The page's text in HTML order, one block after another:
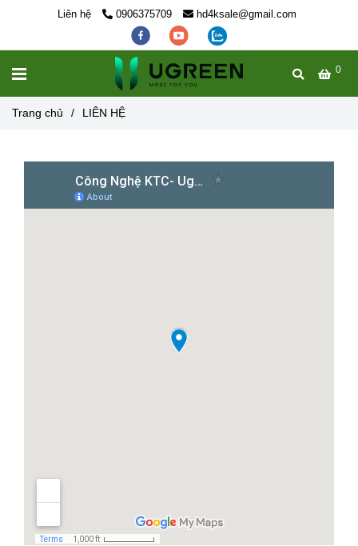
Liên hệ 0906375709 hd4ksale@gmail.com
0
Trang chủ / LIÊN HỆ